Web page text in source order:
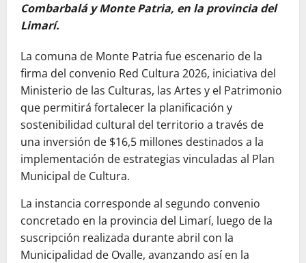
Combarbalá y Monte Patria, en la provincia del
Limarí.
La comuna de Monte Patria fue escenario de la
firma del convenio Red Cultura 2026, iniciativa del
Ministerio de las Culturas, las Artes y el Patrimonio
que permitirá fortalecer la planificación y
sostenibilidad cultural del territorio a través de
una inversión de $16,5 millones destinados a la
implementación de estrategias vinculadas al Plan
Municipal de Cultura.
La instancia corresponde al segundo convenio
concretado en la provincia del Limarí, luego de la
suscripción realizada durante abril con la
Municipalidad de Ovalle, avanzando así en la